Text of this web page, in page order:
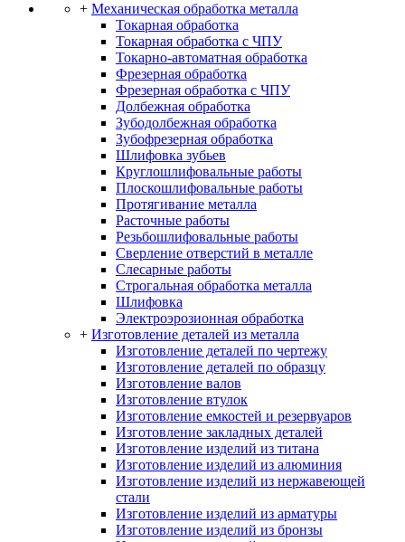
+ Механическая обработка металла
Токарная обработка
Токарная обработка с ЧПУ
Токарно-автоматная обработка
Фрезерная обработка
Фрезерная обработка c ЧПУ
Долбежная обработка
Зубодолбежная обработка
Зубофрезерная обработка
Шлифовка зубьев
Круглошлифовальные работы
Плоскошлифовальные работы
Протягивание металла
Расточные работы
Резьбошлифовальные работы
Сверление отверстий в металле
Слесарные работы
Строгальная обработка металла
Шлифовка
Электроэрозионная обработка
+ Изготовление деталей из металла
Изготовление деталей по чертежу
Изготовление деталей по образцу
Изготовление валов
Изготовление втулок
Изготовление емкостей и резервуаров
Изготовление закладных деталей
Изготовление изделий из титана
Изготовление изделий из алюминия
Изготовление изделий из нержавеющей
стали
Изготовление изделий из арматуры
Изготовление изделий из бронзы